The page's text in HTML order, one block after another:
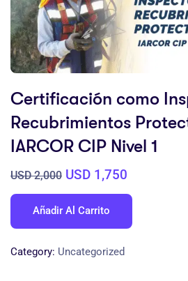
Certificación como
Recubrimientos
IARCOR CIP Nivel 1
USD2,000 USD 1,750
Añadir Al Carrito
Category: Uncategorized